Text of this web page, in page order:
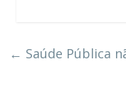
← Saúde Pública